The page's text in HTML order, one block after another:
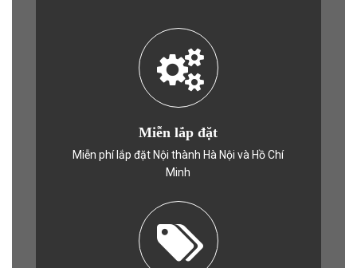
Miễn lắp đặt
Miễn phí lắp đặt Nội thành Hà Nội và Hồ Chí
Minh